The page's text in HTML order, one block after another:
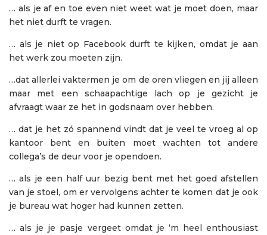
… als je af en toe even niet weet wat je moet doen, maar
het niet durft te vragen.
… als je niet op Facebook durft te kijken, omdat je aan
het werk zou moeten zijn.
…dat allerlei vaktermen je om de oren vliegen en jij alleen
maar met een schaapachtige lach op je gezicht je
afvraagt waar ze het in godsnaam over hebben.
… dat je het zó spannend vindt dat je veel te vroeg al op
kantoor bent en buiten moet wachten tot andere
collega’s de deur voor je opendoen.
… als je een half uur bezig bent met het goed afstellen
van je stoel, om er vervolgens achter te komen dat je ook
je bureau wat hoger had kunnen zetten.
… als je je pasje vergeet omdat je ‘m heel enthousiast